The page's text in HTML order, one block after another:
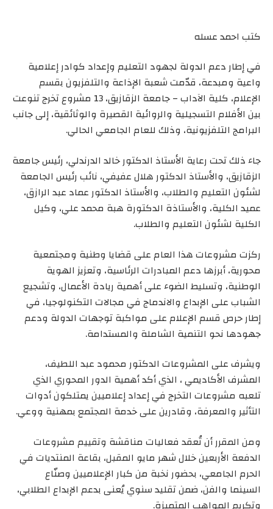
كتب احمد عسله
في إطار دعم الدولة لجهود التعليم وإعداد كوادر إعلامية
واعية ومبدعة، قدّمت شعبة الإذاعة والتلفزيون بقسم
الإعلام، كلية الآداب – جامعة الزقازيق، 13 مشروع تخرج تنوعت
بين الأفلام التسجيلية والروائية القصيرة والوثائقية، إلى جانب
البرامج التلفزيونية، وذلك للعام الجامعي الحالي.
جاء ذلك تحت رعاية الأستاذ الدكتور خالد الدرندلي، رئيس جامعة
الزقازيق، والأستاذ الدكتور هلال عفيفي، نائب رئيس الجامعة
لشئون التعليم والطلاب، والأستاذ الدكتور عماد عبد الرازق،
عميد الكلية، والأستاذة الدكتورة هبة محمد علي، وكيل
الكلية لشئون التعليم والطلاب.
ركزت مشروعات هذا العام على قضايا وطنية ومجتمعية
محورية، أبرزها دعم المبادرات الرئاسية، وتعزيز الهوية
الوطنية، وتسليط الضوء على أهمية ريادة الأعمال، وتشجيع
الشباب على الإبداع والاندماج في مجالات التكنولوجيا، في
إطار حرص قسم الإعلام على مواكبة توجهات الدولة ودعم
جهودها نحو التنمية الشاملة والمستدامة.
ويشرف على المشروعات الدكتور محمود عبد اللطيف،
المشرف الأكاديمي ، الذي أكد أهمية الدور المحوري الذي
تلعبه مشروعات التخرج في إعداد إعلاميين يمتلكون أدوات
التأثير والمعرفة، وقادرين على خدمة المجتمع بمهنية ووعي.
ومن المقرر أن تُعقد فعاليات مناقشة وتقييم مشروعات
الدفعة الأربعين خلال شهر مايو المقبل، بقاعة المنتديات في
الحرم الجامعي، بحضور نخبة من كبار الإعلاميين وصنّاع
السينما والفن، ضمن تقليد سنوي يُعنى بدعم الإبداع الطلابي،
وتكريم المواهب المتميزة.